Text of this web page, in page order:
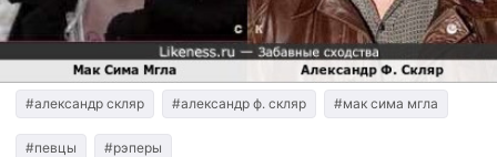
Создать сходство
Для публикации необходима авторизация
Поиск
#александр скляр #александр ф. скляр #мак сима мгла
#певцы #рэперы